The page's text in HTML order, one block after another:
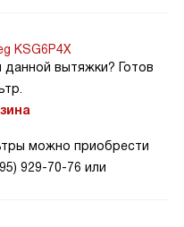
KSG6P4X
данной вытяжки? Готов
можно приобрести
929-70-76 или